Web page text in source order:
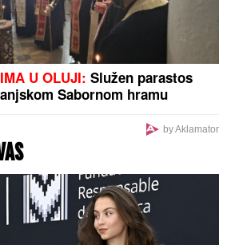
DRAME MILICE I
U CRNOJ GORI!
"Rekla mi je da je sa
sve ćemo rešiti na sudu"